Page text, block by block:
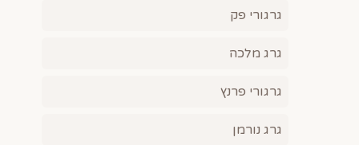
גרגורי פק
גרג מלכה
גרגורי פרנץ
גרג נורמן